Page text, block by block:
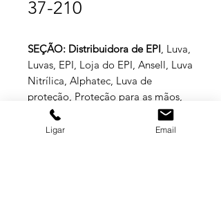
37-210
SEÇÃO: Distribuidora de EPI, Luva,
Luvas, EPI, Loja do EPI, Ansell, Luva
Nitrílica, Alphatec, Luva de
proteção, Proteção para as mãos,
Distribuidor EPI.
Ligar Email